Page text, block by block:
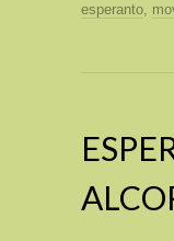
esperanto,